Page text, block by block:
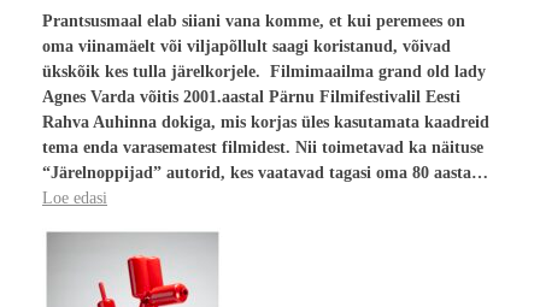
Prantsusmaal elab siiani vana komme, et kui peremees on
oma viinamäelt või viljapõllult saagi koristanud, võivad
ükskõik kes tulla järelkorjele. Filmimaailma grand old lady
Agnes Varda võitis 2001.aastal Pärnu Filmifestivalil Eesti
Rahva Auhinna dokiga, mis korjas üles kasutamata kaadreid
tema enda varasematest filmidest. Nii toimetavad ka näituse
“Järelnoppijad” autorid, kes vaatavad tagasi oma 80 aasta…
Loe edasi